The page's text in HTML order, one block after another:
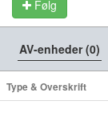
Følg
AV-enheder (0)
Type & Overskrift